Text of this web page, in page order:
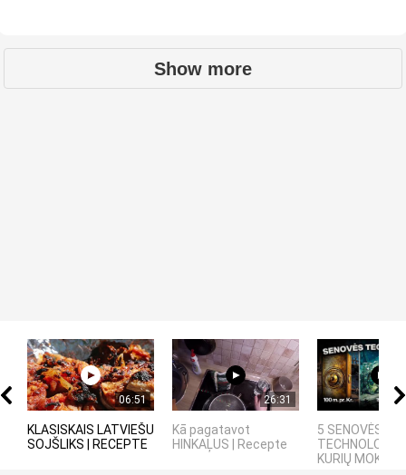
Show more
06:51
KLASISKAIS LATVIEŠU
SOJŠLIKS | RECEPTE
26:31
Kā pagatavot
HINKAĻUS | Recepte
5 SENOVĖS
KURIŲ